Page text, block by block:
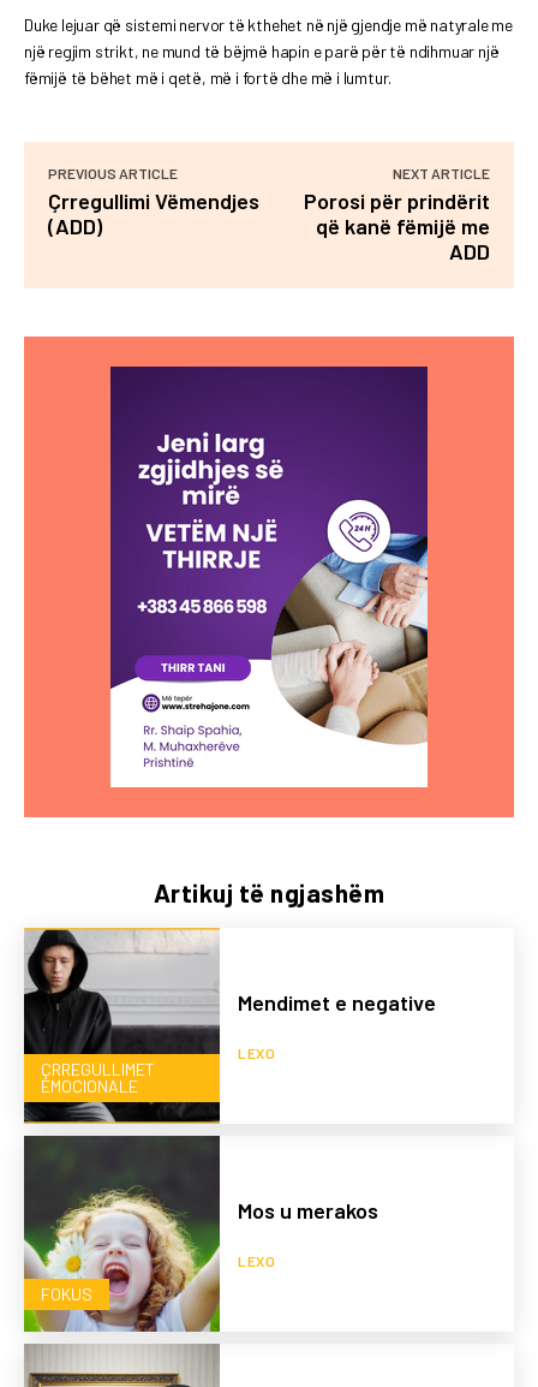
Artikuj të ngjashëm
ÇRREGULLIMET
EMOCIONALE
Mendimet e negative
LEXO
FOKUS
Mos u merakos
LEXO
Duke lejuar që sistemi nervor të kthehet në një gjendje më natyrale me
një regjim strikt, ne mund të bëjmë hapin e parë për të ndihmuar një
fëmijë të bëhet më i qetë, më i fortë dhe më i lumtur.
PREVIOUS ARTICLE
Çrregullimi Vëmendjes
(ADD)
NEXT ARTICLE
Porosi për prindërit
që kanë fëmijë me
ADD